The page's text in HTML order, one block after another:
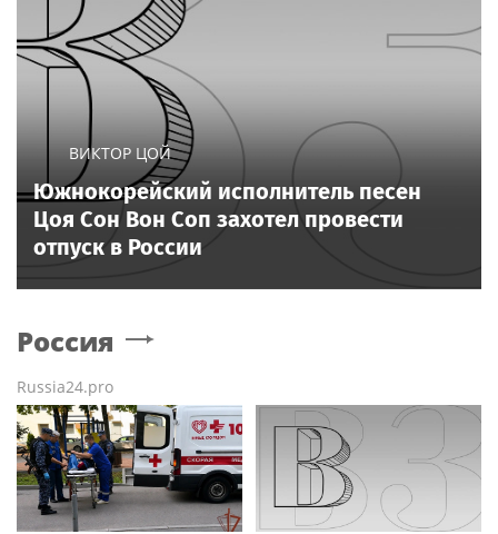
ВИКТОР ЦОЙ
Южнокорейский исполнитель песен
Цоя Сон Вон Соп захотел провести
отпуск в России
Россия
Russia24.pro